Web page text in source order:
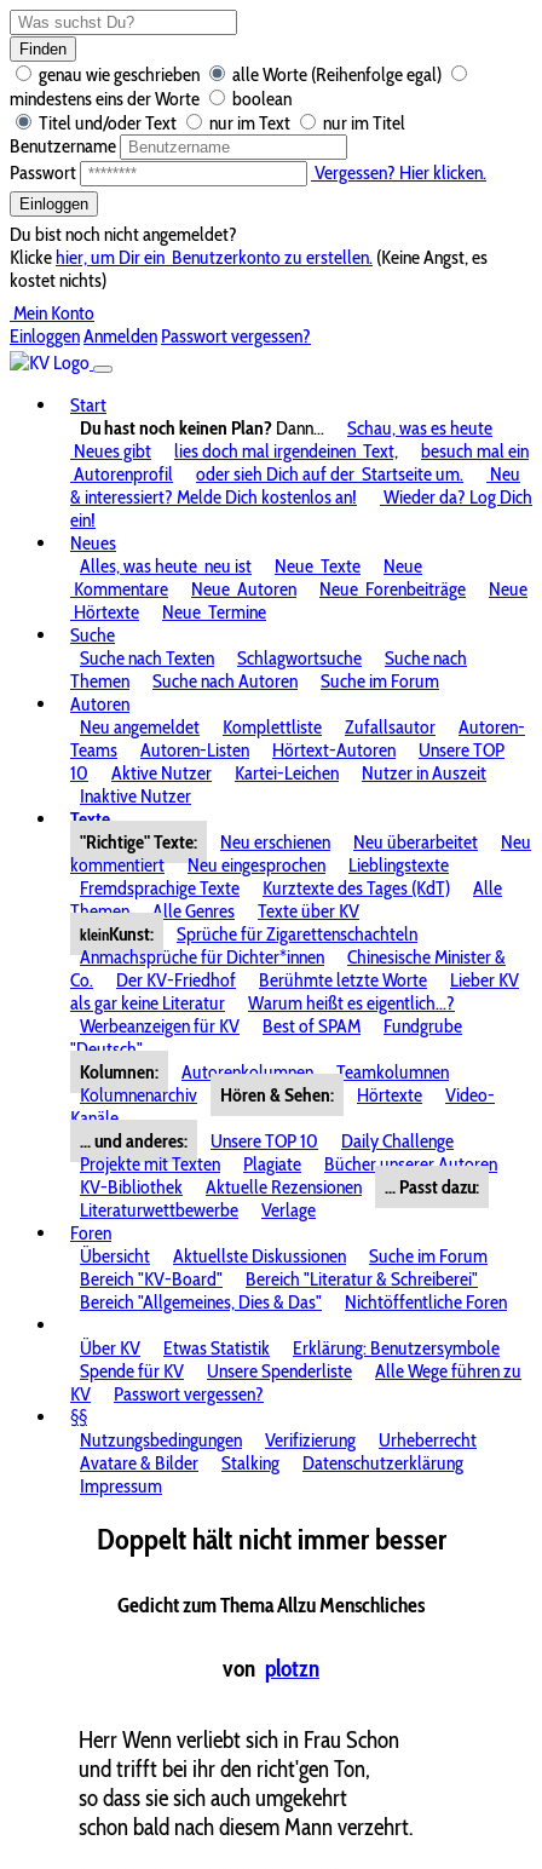
Finden
genau wie geschrieben
alle Worte (Reihenfolge egal)
mindestens eins der Worte
boolean
Titel und/oder Text
nur im Text
nur im Titel
Benutzername
Passwort
Vergessen? Hier klicken.
Einloggen
Du bist noch nicht angemeldet?
Klickehier, um Dir ein Benutzerkonto zu erstellen. (Keine Angst, es
kostet nichts)
Mein Konto
EinloggenAnmelden Passwort vergessen?
Start
Du hast noch keinen Plan? Dann...
Schau, was es heute
Neues gibt
lies doch mal irgendeinen Text,
besuch mal ein
Autorenprofil
oder sieh Dich auf der Startseite um.
Neu
& interessiert? Melde Dich kostenlos an!
Wieder da? Log Dich
ein!
Neues
Alles, was heute neu ist Neue Texte
Neue
Kommentare
Neue Autoren Neue Forenbeiträge
Neue
Hörtexte
Neue Termine
Suche
Suche nach Texten
Schlagwortsuche
Suche nach
Themen
Suche nach Autoren
Suche im Forum
Autoren
Neu angemeldet
Komplettliste Zufallsautor
Autoren-
Teams
Autoren-Listen Hörtext-Autoren
Unsere TOP
10
Aktive Nutzer Kartei-Leichen
Nutzer in Auszeit
Inaktive Nutzer
Texte
"Richtige" Texte:
Neu erschienen Neu überarbeitet
Neu
kommentiert
Neu eingesprochen
Lieblingstexte
Fremdsprachige Texte
Kurztexte des Tages (KdT)
Alle
Themen
Alle Genres Texte über KV
kleinKunst:
Sprüche für Zigarettenschachteln
Anmachsprüche für Dichter*innen
Chinesische Minister &
Co.
Der KV-Friedhof Berühmte letzte Worte
Lieber KV
als gar keine Literatur
Warum heißt es eigentlich...?
Werbeanzeigen für KV
Best of SPAM
Fundgrube
"Deutsch"
Kolumnen:
Autorenkolumnen
Teamkolumnen
Kolumnenarchiv
Hören & Sehen: Hörtexte
Video-
Kanäle
... und anderes:
Unsere TOP 10
Daily Challenge
Projekte mit Texten
Plagiate
Bücher unserer Autoren
KV-Bibliothek
Aktuelle Rezensionen
... Passt dazu:
Literaturwettbewerbe
Verlage
Foren
Übersicht
Aktuellste Diskussionen
Suche im Forum
Bereich "KV-Board"
Bereich "Literatur & Schreiberei"
Bereich "Allgemeines, Dies & Das"
Nichtöffentliche Foren
Über KV
Etwas Statistik
Erklärung: Benutzersymbole
Spende für KV
Unsere Spenderliste
Alle Wege führen zu
KV
Passwort vergessen?
§§
Nutzungsbedingungen
Verifizierung
Urheberrecht
Avatare & Bilder
Stalking
Datenschutzerklärung
Impressum
Doppelt hält nicht immer besser
Gedicht zum Thema Allzu Menschliches
von plotzn
Herr Wenn verliebt sich in Frau Schon
und trifft bei ihr den richt'gen Ton,
so dass sie sich auch umgekehrt
schon bald nach diesem Mann verzehrt.